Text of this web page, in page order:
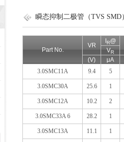
瞬态抑制二极管（TVS SMD
Part No.
VR
(V)
R@
VR
μA
3.0SMC11A
9.4 5
3.0SMC30A 25.6 1
3.0SMC12A 10.2 2
3.0SMC33A 6 28.2 1
3.0SMC13A 11.1 1